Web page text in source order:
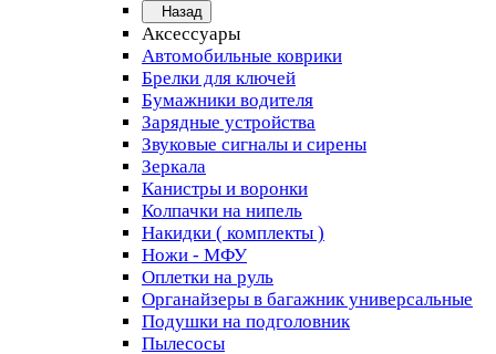
Назад
Аксессуары
Автомобильные коврики
Брелки для ключей
Бумажники водителя
Зарядные устройства
Звуковые сигналы и сирены
Зеркала
Канистры и воронки
Колпачки на нипель
Накидки ( комплекты )
Ножи - МФУ
Оплетки на руль
Органайзеры в багажник универсальные
Подушки на подголовник
Пылесосы